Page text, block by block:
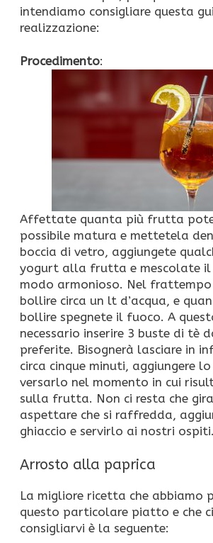
intendiamo consigliare questa
realizzazione:
Procedimento:
Affettate quanta più frutta
possibile matura e mettetela
boccia di vetro, aggiungete
yogurt alla frutta e mescolate
modo armonioso. Nel
bollire circa un lt d’acqua, e
bollire spegnete il fuoco. A
necessario inserire 3 buste di tè
preferite. Bisognerà lasciare in
circa cinque minuti, aggiungere lo
versarlo nel momento in cui
sulla frutta. Non ci resta che
aspettare che si raffredda,
ghiaccio e servirlo ai nostri ospiti.
Arrosto alla paprica
La migliore ricetta che abbiamo
questo particolare piatto e che
consigliarvi è la seguente: